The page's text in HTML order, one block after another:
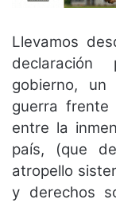
Llevamos
gobierno, un
guerra frente
entre la
país, (que
atropello
y derechos